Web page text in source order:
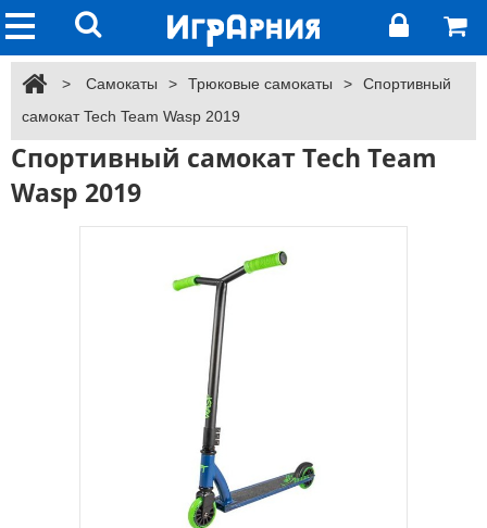
> Самокаты > Трюковые самокаты >
Спортивный
самокат Tech Team Wasp 2019
Спортивный самокат Tech Team
Wasp 2019